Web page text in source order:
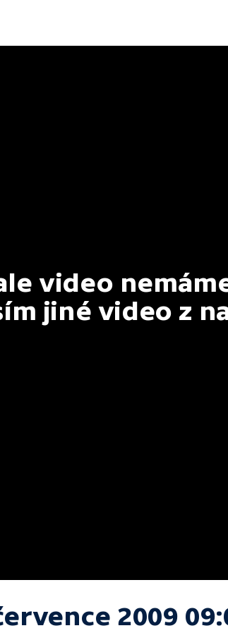
video
jiné video z
2009